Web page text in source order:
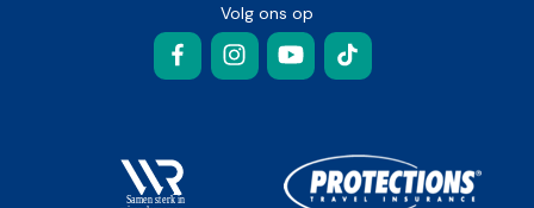
Volg ons op
FacebookInstagramYouTubeTikTok